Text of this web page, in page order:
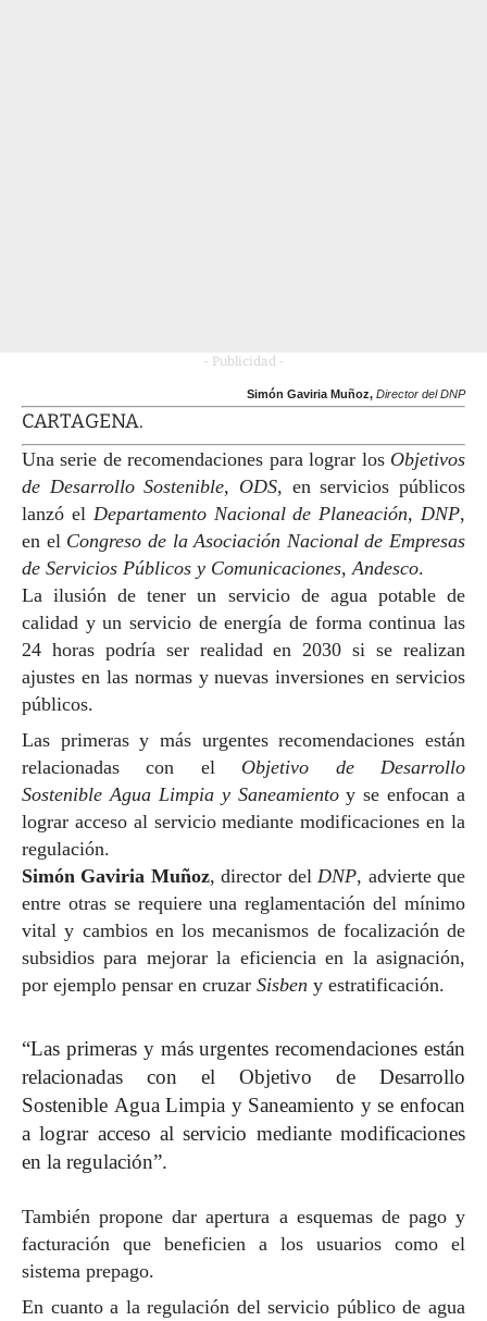
- Publicidad -
Simón Gaviria Muñoz, Director del DNP
CARTAGENA.
Una serie de recomendaciones para lograr los Objetivos
de Desarrollo Sostenible, ODS, en servicios públicos
lanzó el Departamento Nacional de Planeación, DNP,
en el Congreso de la Asociación Nacional de Empresas
de Servicios Públicos y Comunicaciones, Andesco.
La ilusión de tener un servicio de agua potable de
calidad y un servicio de energía de forma continua las
24 horas podría ser realidad en 2030 si se realizan
ajustes en las normas y nuevas inversiones en servicios
públicos.
Las primeras y más urgentes recomendaciones están
relacionadas con el Objetivo de Desarrollo
Sostenible Agua Limpia y Saneamientoy se enfocan a
lograr acceso al servicio mediante modificaciones en la
regulación.
Simón Gaviria Muñoz, director del DNP, advierte que
entre otras se requiere una reglamentación del mínimo
vital y cambios en los mecanismos de focalización de
subsidios para mejorar la eficiencia en la asignación,
por ejemplo pensar en cruzar Sisben y estratificación.
“Las primeras y más urgentes recomendaciones están
relacionadas con el Objetivo de Desarrollo
Sostenible Agua Limpia y Saneamiento y se enfocan
a lograr acceso al servicio mediante modificaciones
en la regulación”.
También propone dar apertura a esquemas de pago y
facturación que beneficien a los usuarios como el
sistema prepago.
En cuanto a la regulación del servicio público de agua